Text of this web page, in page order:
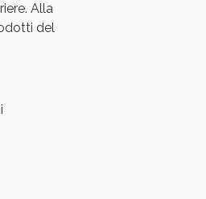
Alla
del